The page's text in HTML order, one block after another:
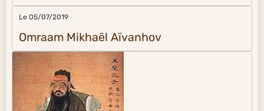
Le 05/07/2019
Omraam Mikhaël Aïvanhov